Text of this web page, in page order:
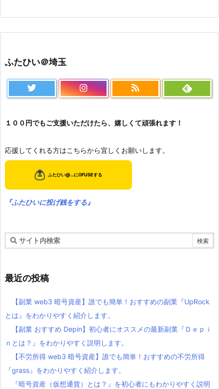
ふたひい＠埼玉
１００円でもご支援いただけたら、嬉しくて頑張れます！
応援してくれる方はこちらから宜しくお願いします。
『ふたひいに投げ銭をする』
最近の投稿
【副業 web3 暗号資産】誰でも簡単！おすすめの副業『UpRock
とは』をわかりやすく紹介します。
【副業 おすすめ Depin】初心者にオススメの最新副業『Ｄｅｐｉ
ｎとは？』をわかりやすく説明します。
【不労所得 web3 暗号資産】誰でも簡単！おすすめの不労所得
『grass』をわかりやすく紹介します。
『暗号資産（仮想通貨）とは？』を初心者にもわかりやすく説明